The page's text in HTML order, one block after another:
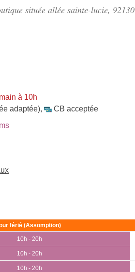
située allée sainte-lucie, 92130
à 10h
adaptée),
CB acceptée
férié (Assomption)
10h - 20h
10h - 20h
10h - 20h